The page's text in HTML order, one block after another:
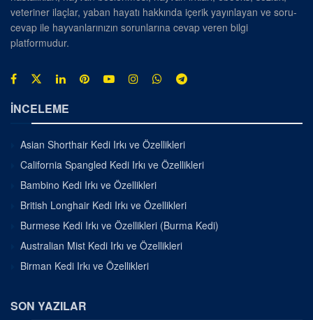
veteriner ilaçlar, yaban hayatı hakkında içerik yayınlayan ve soru-
cevap ile hayvanlarınızın sorunlarına cevap veren bilgi
platformudur.
İNCELEME
Asian Shorthair Kedi Irkı ve Özellikleri
California Spangled Kedi Irkı ve Özellikleri
Bambino Kedi Irkı ve Özellikleri
British Longhair Kedi Irkı ve Özellikleri
Burmese Kedi Irkı ve Özellikleri (Burma Kedi)
Australian Mist Kedi Irkı ve Özellikleri
Birman Kedi Irkı ve Özellikleri
SON YAZILAR